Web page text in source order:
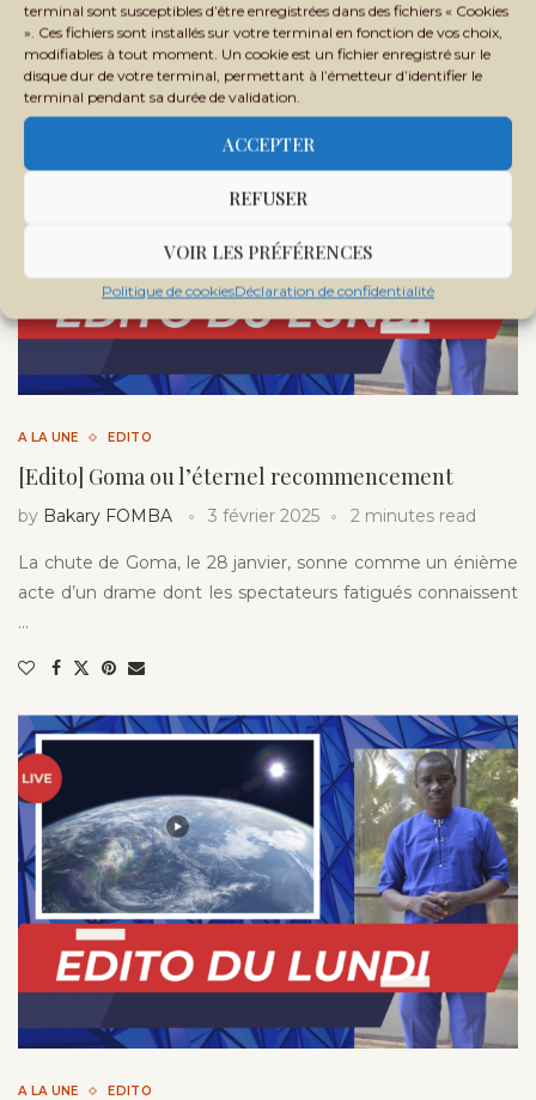
terminal sont susceptibles d’être enregistrées dans des fichiers « Cookies
». Ces fichiers sont installés sur votre terminal en fonction de vos choix,
modifiables à tout moment. Un cookie est un fichier enregistré sur le
disque dur de votre terminal, permettant à l’émetteur d’identifier le
terminal pendant sa durée de validation.
ACCEPTER
REFUSER
VOIR LES PRÉFÉRENCES
Politique de cookiesDéclaration de confidentialité
A LA UNE EDITO
[Edito] Goma ou l’éternel recommencement
by Bakary FOMBA 3 février 2025 2 minutes read
La chute de Goma, le 28 janvier, sonne comme un énième
acte d’un drame dont les spectateurs fatigués connaissent
…
A LA UNE EDITO